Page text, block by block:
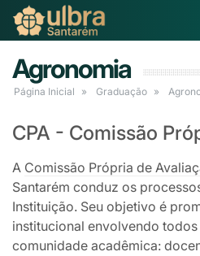
Agronomia
Página Inicial Graduação
CPA - Comissão
A Comissão Própria de
Santarém conduz os
Instituição. Seu objetivo é
institucional envolvendo
comunidade acadêmica: